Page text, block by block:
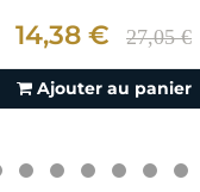
14,38 € 27,05 €
Ajouter au panier